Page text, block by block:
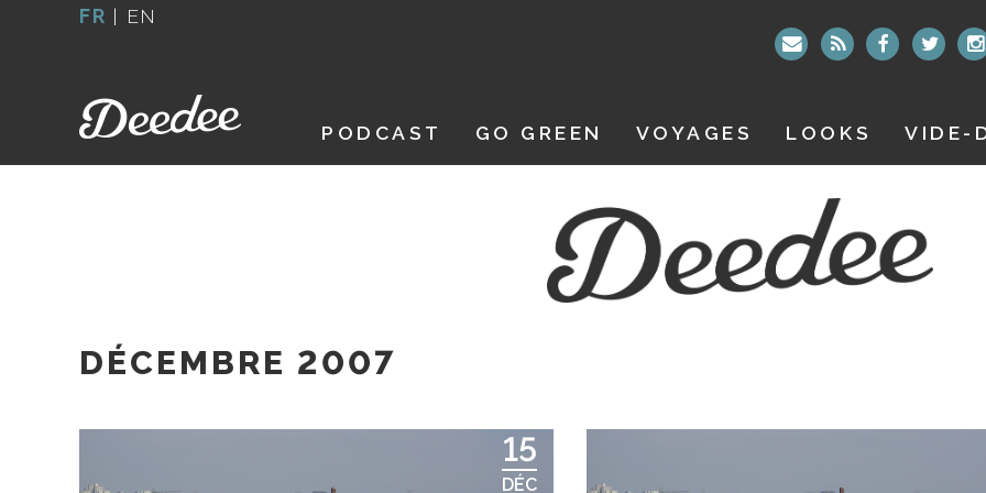
FR | EN
PODCAST GO GREEN VOYAGES LOOKS VIDE-
DÉCEMBRE 2007
15
DÉC